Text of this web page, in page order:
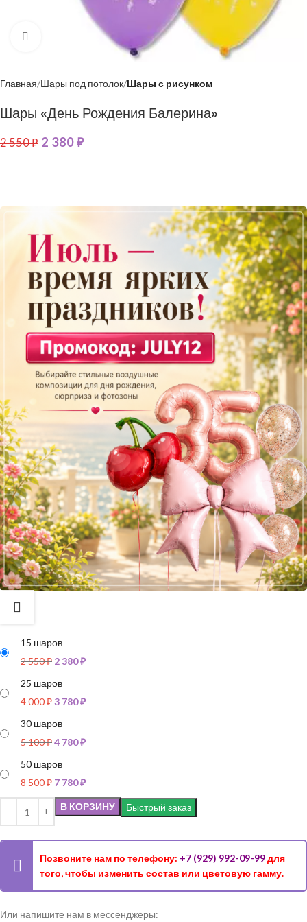
Нажмите, чтобы увеличить
Главная Шары под потолок Шары с рисунком
Шары «День Рождения Балерина»
2 550₽ 2 380₽
15 шаров
2 550₽ 2 380₽
25 шаров
4 000₽3 780₽
30 шаров
5 100₽4 780₽
50 шаров
8 500₽ 7 780₽
В КОРЗИНУ Быстрый заказ
Позвоните нам по телефону: +7 (929) 992-09-99для
того, чтобы изменить состав или цветовую гамму.
Или напишите нам в мессенджеры: